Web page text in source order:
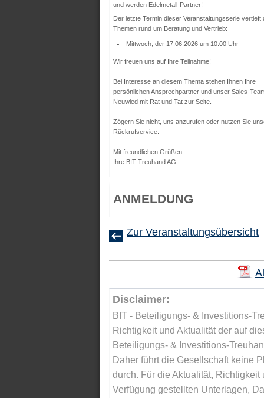
und werden Edelmetall-Partner!
Der letzte Termin dieser Veranstaltungsserie vertieft
Themen rund um Beratung und Vertrieb:
Mittwoch, der 17.06.2026 um 10:00 Uhr
Wir freuen uns auf Ihre Teilnahme!
Bei Interesse an diesem Thema stehen Ihnen Ihre
persönlichen Ansprechpartner und unser Sales-
Neuwied mit Rat und Tat zur Seite.
Zögern Sie nicht, uns anzurufen oder nutzen Sie
Rückrufservice.
Mit freundlichen Grüßen
Ihre BIT Treuhand AG
ANMELDUNG
Zur Veranstaltungsübersicht
Disclaimer:
BIT - Beteiligungs- & Investitions-
Richtigkeit und Aktualität der auf
Beteiligungs- & Investitions-
Daher führt die Gesellschaft keine
durch. Für die Aktualität,
Verfügung gestellten Unterlagen,